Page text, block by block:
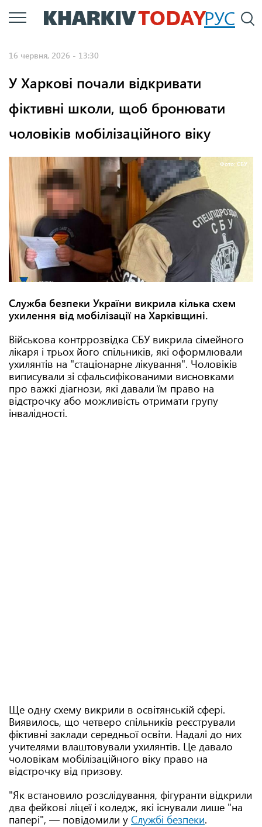
Перейти
до
РУС
16 червня, 2026 - 13:30
У Харкові почали відкривати
фіктивні школи, щоб бронювати
чоловіків мобілізаційного віку
Фото: СБУ
Служба безпеки України викрила кілька схем
ухилення від мобілізації на Харківщині.
Військова контррозвідка СБУ викрила сімейного
лікаря і трьох його спільників, які оформлювали
ухилянтів на "стаціонарне лікування". Чоловіків
виписували зі сфальсифікованими висновками
про важкі діагнози, які давали їм право на
відстрочку або можливість отримати групу
інвалідності.
Ще одну схему викрили в освітянській сфері.
Виявилось, що четверо спільників реєстрували
фіктивні заклади середньої освіти. Надалі до них
учителями влаштовували ухилянтів. Це давало
чоловікам мобілізаційного віку право на
відстрочку від призову.
"Як встановило розслідування, фігуранти відкрили
два фейкові ліцеї і коледж, які існували лише "на
папері", — повідомили у Службі безпеки.